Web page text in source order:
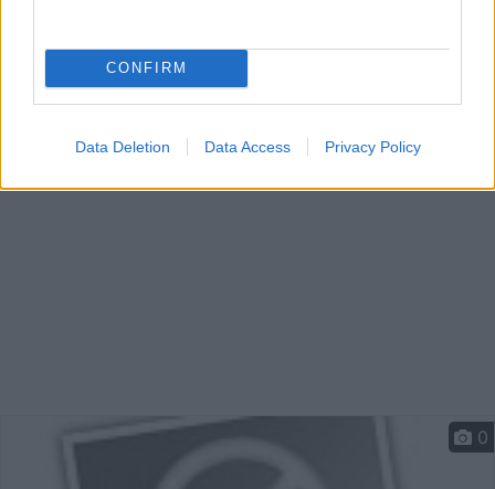
CONFIRM
Data Deletion Data Access Privacy Policy
Villa Max, situata nel cuore della bassa friulana, offre ...
Mortegliano (UD) - 211.8km
0